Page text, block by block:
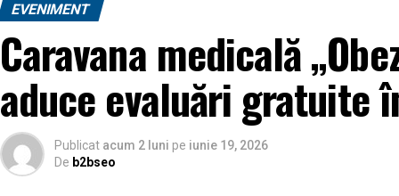
EVENIMENT
Caravana medicală
aduce evaluări gratuite
Publicat acum 2 luni pe iunie 19, 2026
De b2bseo